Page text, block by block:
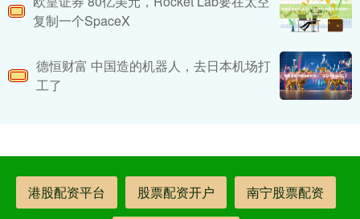
复制一个SpaceX
德恒财富 中国造的机器人，去日本机场打
工了
港股配资平台 股票配资开户 南宁股票配资